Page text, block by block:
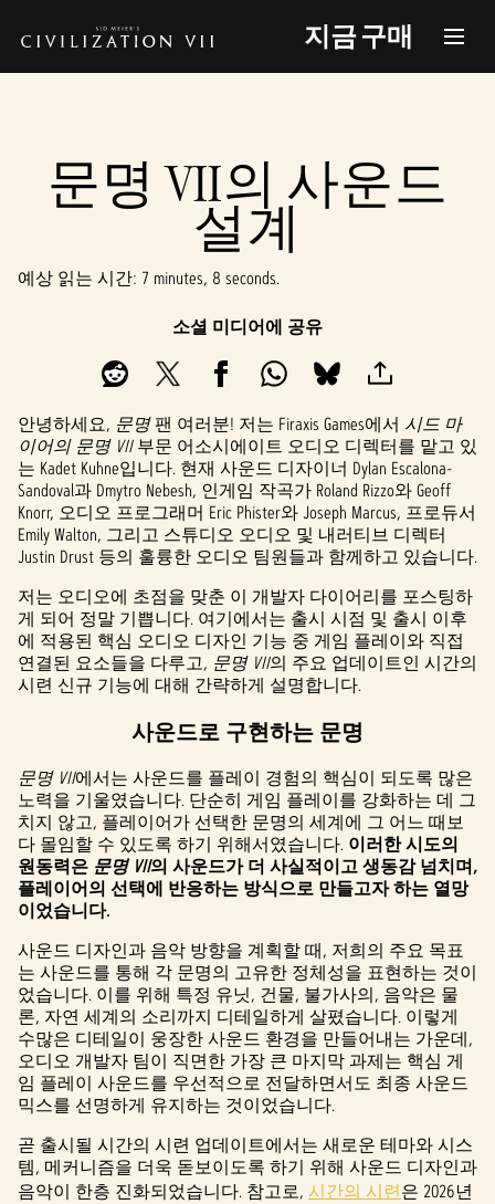
지금 구매
문명 VII의 사운드
설계
예상 읽는 시간 7 minutes, 8 seconds
소셜 미디어에 공유
안녕하세요, 문명팬 여러분! 저는 Firaxis Games에서 시드 마
이어의 문명 VII부문 어소시에이트 오디오 디렉터를 맡고 있
는 Kadet Kuhne입니다. 현재 사운드 디자이너 Dylan Escalona-
Sandoval과 Dmytro Nebesh, 인게임 작곡가 Roland Rizzo와 Geoff
Knorr, 오디오 프로그래머 Eric Phister와 Joseph Marcus, 프로듀서
Emily Walton, 그리고 스튜디오 오디오 및 내러티브 디렉터
Justin Drust 등의 훌륭한 오디오 팀원들과 함께하고 있습니다.
저는 오디오에 초점을 맞춘 이 개발자 다이어리를 포스팅하
게 되어 정말 기쁩니다. 여기에서는 출시 시점 및 출시 이후
에 적용된 핵심 오디오 디자인 기능 중 게임 플레이와 직접
연결된 요소들을 다루고, 문명 VII의 주요 업데이트인 시간의
시련 신규 기능에 대해 간략하게 설명합니다.
사운드로 구현하는 문명
문명 VII에서는 사운드를 플레이 경험의 핵심이 되도록 많은
노력을 기울였습니다. 단순히 게임 플레이를 강화하는 데 그
치지 않고, 플레이어가 선택한 문명의 세계에 그 어느 때보
다 몰임할 수 있도록 하기 위해서였습니다. 이러한 시도의
원동력은 문명 VII의 사운드가 더 사실적이고 생동감 넘치며,
플레이어의 선택에 반응하는 방식으로 만들고자 하는 열망
이었습니다.
사운드 디자인과 음악 방향을 계획할 때, 저희의 주요 목표
는 사운드를 통해 각 문명의 고유한 정체성을 표현하는 것이
었습니다. 이를 위해 특정 유닛, 건물, 불가사의, 음악은 물
론, 자연 세계의 소리까지 디테일하게 살폈습니다. 이렇게
수많은 디테일이 웅장한 사운드 환경을 만들어내는 가운데,
오디오 개발자 팀이 직면한 가장 큰 마지막 과제는 핵심 게
임 플레이 사운드를 우선적으로 전달하면서도 최종 사운드
믹스를 선명하게 유지하는 것이었습니다.
곧 출시될 시간의 시련 업데이트에서는 새로운 테마와 시스
템, 메커니즘을 더욱 돋보이도록 하기 위해 사운드 디자인과
음악이 한층 진화되었습니다. 참고로, 시간의 시련은 2026년